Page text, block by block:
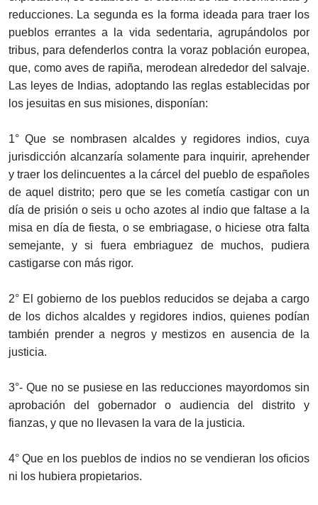
reducciones. La segunda es la forma ideada para traer los
pueblos errantes a la vida sedentaria, agrupándolos por
tribus, para defenderlos contra la voraz población europea,
que, como aves de rapiña, merodean alrededor del salvaje.
Las leyes de Indias, adoptando las reglas establecidas por
los jesuitas en sus misiones, disponían:
1° Que se nombrasen alcaldes y regidores indios, cuya
jurisdicción alcanzaría solamente para inquirir, aprehender
y traer los delincuentes a la cárcel del pueblo de españoles
de aquel distrito; pero que se les cometía castigar con un
día de prisión o seis u ocho azotes al indio que faltase a la
misa en día de fiesta, o se embriagase, o hiciese otra falta
semejante, y si fuera embriaguez de muchos, pudiera
castigarse con más rigor.
2° El gobierno de los pueblos reducidos se dejaba a cargo
de los dichos alcaldes y regidores indios, quienes podían
también prender a negros y mestizos en ausencia de la
justicia.
3°- Que no se pusiese en las reducciones mayordomos sin
aprobación del gobernador o audiencia del distrito y
fianzas, y que no llevasen la vara de la justicia.
4° Que en los pueblos de indios no se vendieran los oficios
ni los hubiera propietarios.